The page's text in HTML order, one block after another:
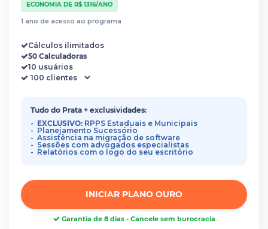
ECONOMIA DE R$ 1316/ANO
1 ano de acesso ao programa
Cálculos ilimitados
50 Calculadoras
10 usuários
Tudo do Prata + exclusividades:
EXCLUSIVO: RPPS Estaduais e Municipais
Planejamento Sucessório
Assistência na migração de software
Sessões com advogados especialistas
Relatórios com o logo do seu escritório
INICIAR PLANO OURO
Garantia de 8 dias - Cancele sem burocracia